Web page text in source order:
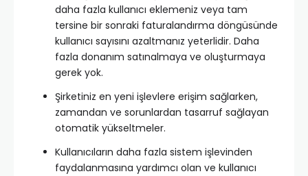
daha fazla kullanıcı eklemeniz veya tam
tersine bir sonraki faturalandırma döngüsünde
kullanıcı sayısını azaltmanız yeterlidir. Daha
fazla donanım satınalmaya ve oluşturmaya
gerek yok.
Şirketiniz en yeni işlevlere erişim sağlarken,
zamandan ve sorunlardan tasarruf sağlayan
otomatik yükseltmeler.
Kullanıcıların daha fazla sistem işlevinden
faydalanmasına yardımcı olan ve kullanıcı